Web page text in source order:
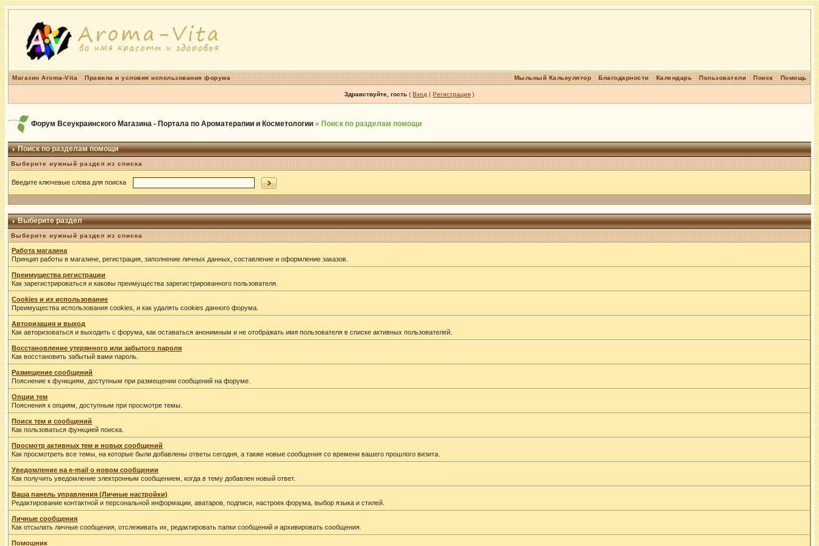
Магазин Aroma-Vita Правила и условия использования форума Помощь
Поиск
Пользователи
Календарь
Благодарности
Мыльный Калькулятор
Здравствуйте, гость (Вход |Регистрация )
Форум Всеукраинского Магазина - Портала по Ароматерапии и Косметологии » Поиск по разделам помощи
Поиск по разделам помощи
Выберите нужный раздел из списка
Введите ключевые слова для поиска
Выберите раздел
Выберите нужный раздел из списка
Работа магазина
Принцип работы в магазине, регистрация, заполнение личных данных, составление и оформление заказов.
Преимущества регистрации
Как зарегистрироваться и каковы преимущества зарегистрированного пользователя.
Cookies и их использование
Преимущества использования cookies, и как удалять cookies данного форума.
Авторизация и выход
Как авторизоваться и выходить с форума, как оставаться анонимным и не отображать имя пользователя в списке активных пользователей.
Восстановление утерянного или забытого пароля
Как восстановить забытый вами пароль.
Размещение сообщений
Пояснение к функциям, доступным при размещении сообщений на форуме.
Опции тем
Пояснения к опциям, доступным при просмотре темы.
Поиск тем и сообщений
Как пользоваться функцией поиска.
Просмотр активных тем и новых сообщений
Как просмотреть все темы, на которые были добавлены ответы сегодня, а также новые сообщения со времени вашего прошлого визита.
Уведомление на е-mail о новом сообщении
Как получить уведомление электронным сообщением, когда в тему добавлен новый ответ.
Ваша панель управления (Личные настройки)
Редактирование контактной и персональной информации, аватаров, подписи, настроек форума, выбор языка и стилей.
Личные сообщения
Как отсылать личные сообщения, отслеживать их, редактировать папки сообщений и архивировать сообщения.
Помошник